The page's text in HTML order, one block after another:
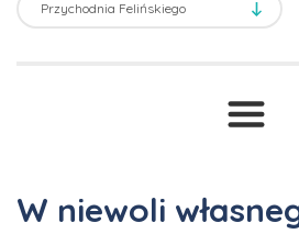
Transport sanitarny
W niewoli